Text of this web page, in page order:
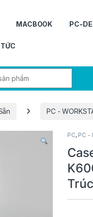
MACBOOK PC-
PC -
PC, PC -